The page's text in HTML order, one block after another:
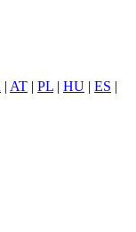
| AT | PL | HU | ES |